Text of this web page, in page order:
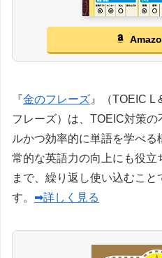
『金のフレーズ』（TOEIC L
フレーズ）は、TOEIC対策
ルかつ効率的に単語を学べる
常的な英語力の向上にも役
まで、繰り返し使い込むこ
す。 ➡詳しく見る